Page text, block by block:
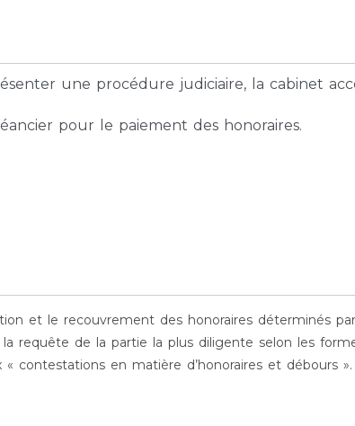
une procédure judiciaire, la cabinet
pour le paiement des honoraires.
et le recouvrement des honoraires déterminés
requête de la partie la plus diligente selon les
« contestations en matière d’honoraires et débours ».